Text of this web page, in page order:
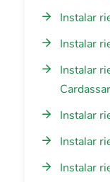
Instalar
Instalar
Instalar
Cardassar
Instalar
Instalar
Instalar